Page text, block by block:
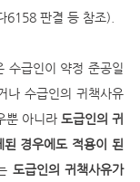
판결 등 참조).
수급인이 약정 준공일
나 수급인의 귀책사유
뿐 아니라 도급인의 귀
경우에도 적용이 된
도급인의 귀책사유가